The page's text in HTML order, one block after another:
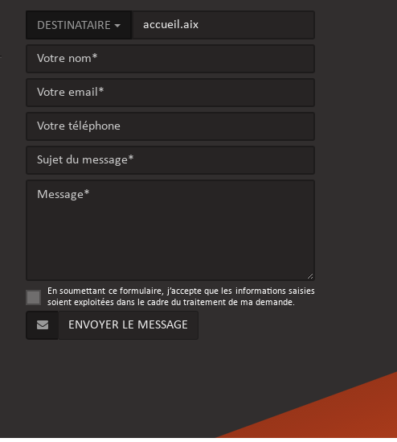
DESTINATAIRE
En soumettant ce formulaire, j’accepte que les informations saisies
soient exploitées dans le cadre du traitement de ma demande.